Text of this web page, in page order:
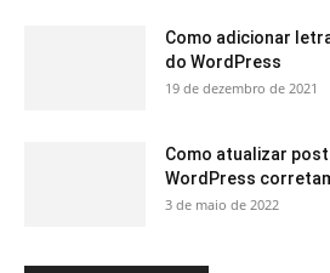
Como adicionar
do WordPress
19 de dezembro de 2021
Como atualizar
WordPress
3 de maio de 2022